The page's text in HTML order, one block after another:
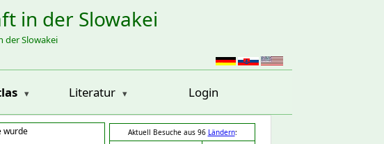
in der Slowakei
der Slowakei
Literatur Login
wurde Aktuell Besuche aus 96 Ländern: